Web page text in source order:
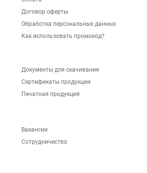
Договор оферты
Обработка персональных данных
Как использовать промокод?
Документы для скачивания
Сертификаты продукции
Печатная продукция
Вакансии
Сотрудничество